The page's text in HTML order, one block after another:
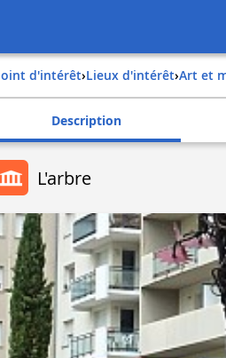
Point d'intérêt› Lieux d'intérêt› Art et
Description
L'arbre